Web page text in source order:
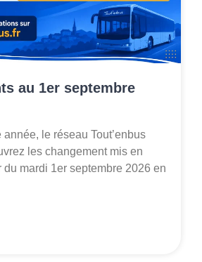
au 1er septembre
le réseau Tout’enbus
les changement mis en
du mardi 1er septembre 2026 en